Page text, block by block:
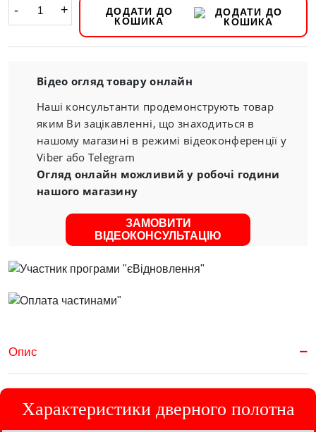
- +
ДОДАТИ ДО
КОШИКА
Відео огляд товару онлайн
Наші консультанти продемонструють товар
яким Ви зацікавленні, що знаходиться в
нашому магазині в режимі відеоконференції у
Viber або Telegram
Огляд онлайн можливий у робочі години
нашого магазину
ЗАМОВИТИ
ВІДЕОКОНСУЛЬТАЦІЮ
Опис
Характеристики дверного полотна